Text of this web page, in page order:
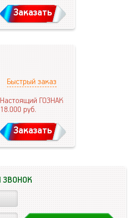
Заказать
Быстрый заказ
Настоящий ГОЗНАК
18.000руб.
Заказать
ЗВОНОК